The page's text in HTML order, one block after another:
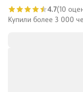
4.7(10
Купили более 3 000